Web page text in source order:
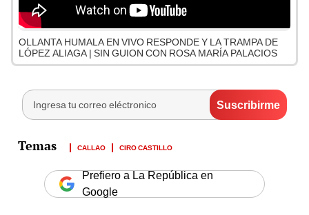
OLLANTA HUMALA EN VIVO RESPONDE Y LA TRAMPA DE
LÓPEZ ALIAGA | SIN GUION CON ROSA MARÍA PALACIOS
CALLAO CIRO CASTILLO
Prefiero a La República en
Google